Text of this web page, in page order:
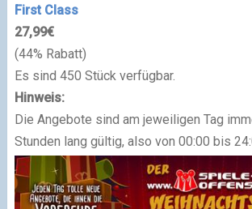
First Class
27,99€
(44% Rabatt)
Es sind 450 Stück verfügbar.
Hinweis:
Die Angebote sind am jeweiligen Tag
Stunden lang gültig, also von 00:00 bis